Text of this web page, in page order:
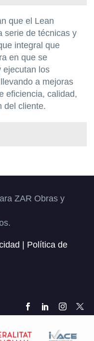
que el Lean
serie de técnicas y
integral que
en que se
ejecutan los
a mejoras
eficiencia, calidad,
del cliente.
ZAR Obras y
Política de